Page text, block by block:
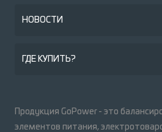
НОВОСТИ
ГДЕ КУПИТЬ?
Продукция GoPower - это
элементов питания,